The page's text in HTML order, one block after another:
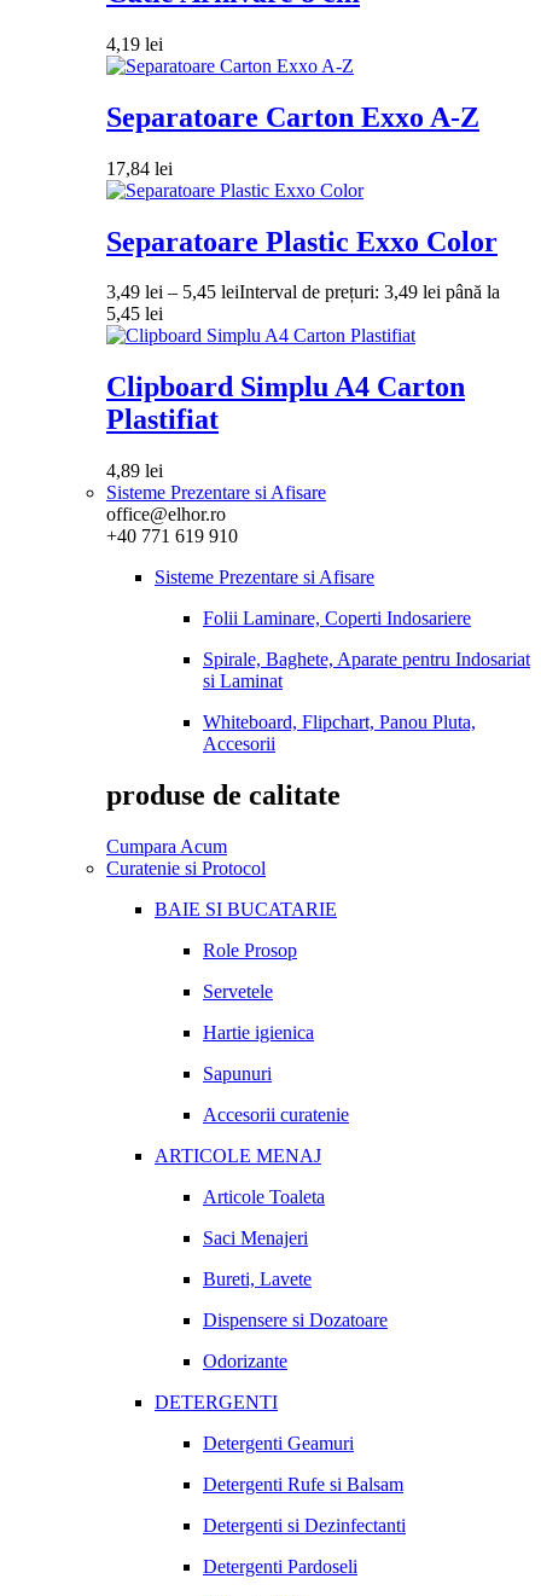
4,19 lei
Separatoare Carton Exxo A-Z
17,84 lei
Separatoare Plastic Exxo Color
3,49 lei – 5,45 leiInterval de prețuri: 3,49 lei până la
5,45 lei
Clipboard Simplu A4 Carton
Plastifiat
4,89 lei
Sisteme Prezentare si Afisare
office@elhor.ro
+40 771 619 910
Sisteme Prezentare si Afisare
Folii Laminare, Coperti Indosariere
Spirale, Baghete, Aparate pentru Indosariat
si Laminat
Whiteboard, Flipchart, Panou Pluta,
Accesorii
produse de calitate
Cumpara Acum
Curatenie si Protocol
BAIE SI BUCATARIE
Role Prosop
Servetele
Hartie igienica
Sapunuri
Accesorii curatenie
ARTICOLE MENAJ
Articole Toaleta
Saci Menajeri
Bureti, Lavete
Dispensere si Dozatoare
Odorizante
DETERGENTI
Detergenti Geamuri
Detergenti Rufe si Balsam
Detergenti si Dezinfectanti
Detergenti Pardoseli